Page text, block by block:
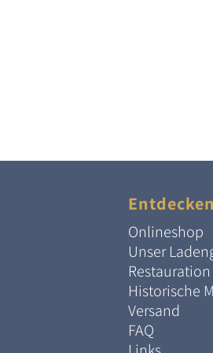
Entdecken
Onlineshop
Unser
Restauration
Historische
Versand
FAQ